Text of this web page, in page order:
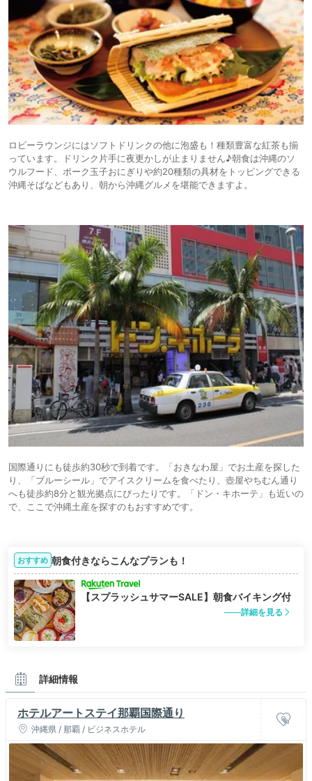
ロビーラウンジにはソフトドリンクの他に泡盛も！種類豊富な紅茶も揃
っています。ドリンク片手に夜更かしが止まりません♪朝食は沖縄のソ
ウルフード、ポーク玉子おにぎりや約20種類の具材をトッピングできる
沖縄そばなどもあり、朝から沖縄グルメを堪能できますよ。
国際通りにも徒歩約30秒で到着です。「おきなわ屋」でお土産を探した
り、「ブルーシール」でアイスクリームを食べたり、壺屋やちむん通り
へも徒歩約8分と観光拠点にぴったりです。「ドン・キホーテ」も近いの
で、ここで沖縄土産を探すのもおすすめです。
おすすめ 朝食付きならこんなプランも！
【スプラッシュサマーSALE】朝食バイキング付
詳細を見る
詳細情報
ホテルアートステイ那覇国際通り
沖縄県 / 那覇 / ビジネスホテル